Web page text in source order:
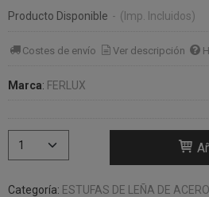
Producto Disponible - (Imp. Incluidos)
Costes de envío Ver descripción
Marca: FERLUX
Categoría: ESTUFAS DE LEÑA DE ACERO